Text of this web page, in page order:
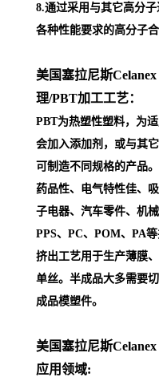
8.通过采用与其它高分
各种性能要求的高分子合
美国塞拉尼斯
理/PBT加工工艺：
PBT为热塑性塑料，为
会加入添加剂，或与其
可制造不同规格的产品
药品性、电气特性佳、
子电器、汽车零件、机
PPS、PC、POM、PA
挤出工艺用于生产薄膜
单丝。半成品大多需要
成品模塑件。
美国塞拉尼斯
应用领域: